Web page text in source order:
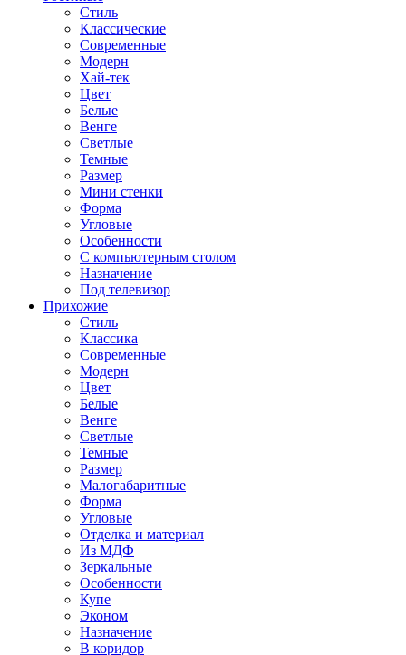
Стиль
Классические
Современные
Модерн
Хай-тек
Цвет
Белые
Венге
Светлые
Темные
Размер
Мини стенки
Форма
Угловые
Особенности
С компьютерным столом
Назначение
Под телевизор
Прихожие
Стиль
Классика
Современные
Модерн
Цвет
Белые
Венге
Светлые
Темные
Размер
Малогабаритные
Форма
Угловые
Отделка и материал
Из МДФ
Зеркальные
Особенности
Купе
Эконом
Назначение
В коридор